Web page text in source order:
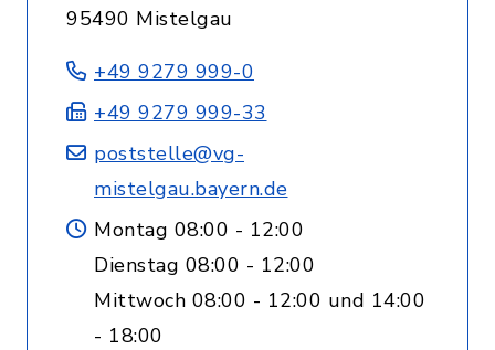
95490 Mistelgau
+49 9279 999-0
+49 9279 999-33
poststelle@vg-
mistelgau.bayern.de
Montag 08:00 - 12:00
Dienstag 08:00 - 12:00
Mittwoch 08:00 - 12:00 und 14:00
- 18:00